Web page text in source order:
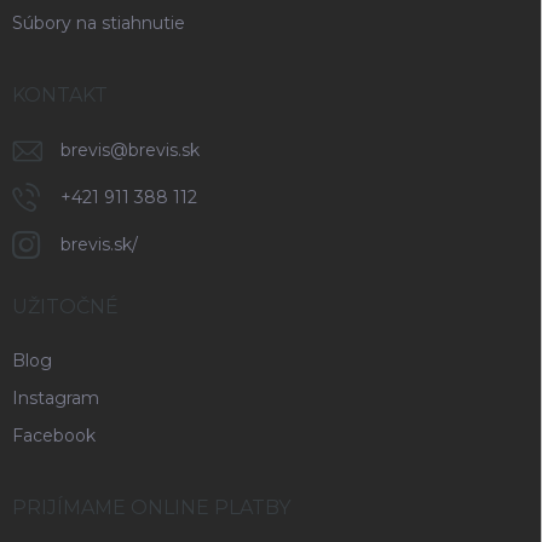
Súbory na stiahnutie
KONTAKT
brevis@brevis.sk
+421 911 388 112
brevis.sk/
UŽITOČNÉ
Blog
Instagram
Facebook
PRIJÍMAME ONLINE PLATBY